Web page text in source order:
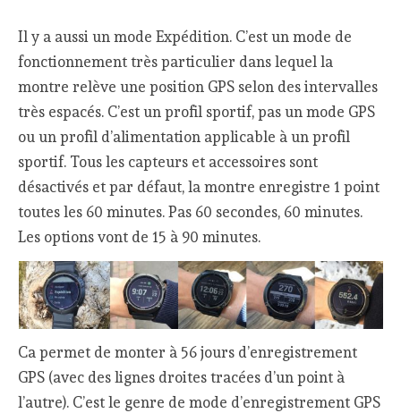
Il y a aussi un mode Expédition. C’est un mode de
fonctionnement très particulier dans lequel la
montre relève une position GPS selon des intervalles
très espacés. C’est un profil sportif, pas un mode GPS
ou un profil d’alimentation applicable à un profil
sportif. Tous les capteurs et accessoires sont
désactivés et par défaut, la montre enregistre 1 point
toutes les 60 minutes. Pas 60 secondes, 60 minutes.
Les options vont de 15 à 90 minutes.
Ca permet de monter à 56 jours d’enregistrement
GPS (avec des lignes droites tracées d’un point à
l’autre). C’est le genre de mode d’enregistrement GPS